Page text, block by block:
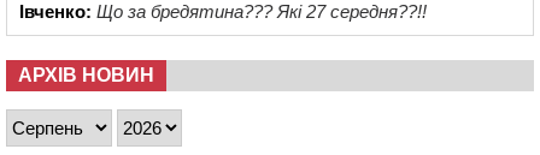
Івченко: Що за бредятина??? Які 27 середня??!!
АРХІВ НОВИН